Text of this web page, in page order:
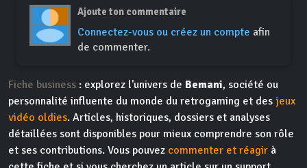
Ajoute ton commentaire
Connectez-vous ou créez un compte afin
de commenter.
Fiche business : explorez l'univers de Bemani, société ou
personnalité influente du monde du retrogaming et des jeux
vidéo oldies. Articles, historiques, dossiers et analyses
détaillées sont disponibles pour mieux comprendre son rôle
et ses contributions. Vous pouvez commenter et réagir à